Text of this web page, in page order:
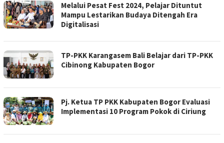
Melalui Pesat Fest 2024, Pelajar Dituntut
Mampu Lestarikan Budaya Ditengah Era
Digitalisasi
TP-PKK Karangasem Bali Belajar dari TP-PKK
Cibinong Kabupaten Bogor
Pj. Ketua TP PKK Kabupaten Bogor Evaluasi
Implementasi 10 Program Pokok di Ciriung